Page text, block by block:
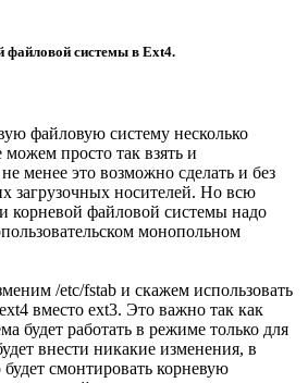
файловой системы в Ext4.
файловую систему несколько
просто так взять и
менее это возможно сделать и без
загрузочных носителей. Но всю
корневой файловой системы надо
монопольном
/etc/fstab и скажем использовать
вместо ext3. Это важно так как
будет работать в режиме только для
внести никакие изменения, в
будет смонтировать корневую